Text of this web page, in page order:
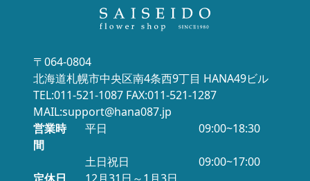
〒064-0804
北海道札幌市中央区南4条西9丁目 HANA49ビル
TEL:011-521-1087 FAX:011-521-1287
MAIL:support@hana087.jp
営業時
間
平日 09:00~18:30
土日祝日
09:00~17:00